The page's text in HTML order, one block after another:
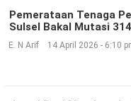
Pemerataan Tenaga
Sulsel Bakal Mutasi
E. N Arif 14 April 2026 - 6:10